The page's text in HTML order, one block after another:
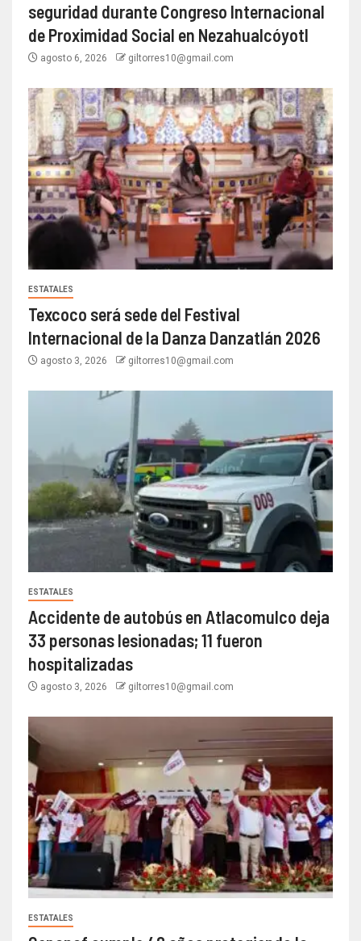
seguridad durante Congreso Internacional
de Proximidad Social en Nezahualcóyotl
agosto 6, 2026 giltorres10@gmail.com
ESTATALES
Texcoco será sede del Festival
Internacional de la Danza Danzatlán 2026
agosto 3, 2026 giltorres10@gmail.com
ESTATALES
Accidente de autobús en Atlacomulco deja
33 personas lesionadas; 11 fueron
hospitalizadas
agosto 3, 2026 giltorres10@gmail.com
ESTATALES